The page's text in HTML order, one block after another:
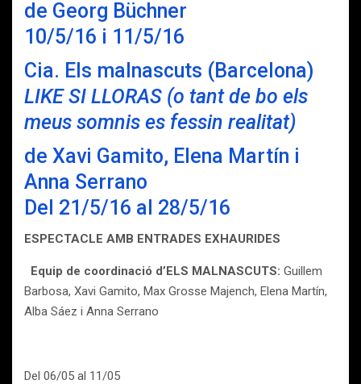
de Georg Büchner
10/5/16 i 11/5/16
Cia. Els malnascuts (Barcelona)
LIKE SI LLORAS (o tant de bo els
meus somnis es fessin realitat)
de Xavi Gamito, Elena Martín i
Anna Serrano
Del 21/5/16 al 28/5/16
ESPECTACLE AMB ENTRADES EXHAURIDES
Equip de coordinació d’ELS MALNASCUTS: Guillem
Barbosa, Xavi Gamito, Max Grosse Majench, Elena Martín,
Alba Sáez i Anna Serrano
Del 06/05 al 11/05